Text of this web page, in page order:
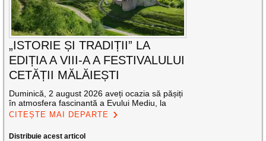
„ISTORIE ȘI TRADIȚII” LA
EDIȚIA A VIII-A A FESTIVALULUI
CETĂȚII MĂLĂIEȘTI
Duminică, 2 august 2026 aveți ocazia să pășiți
în atmosfera fascinantă a Evului Mediu, la
CITEȘTE MAI DEPARTE
Distribuie acest articol